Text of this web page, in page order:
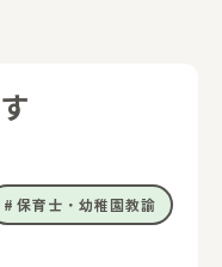
保育士・幼稚園教諭